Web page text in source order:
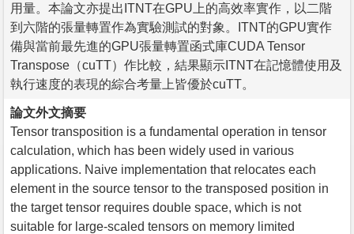
用量。本論文亦提出ITNT在GPU上的高效率實作，以二階
到六階的張量轉置作為實驗測試的對象。ITNT的GPU實作
備與當前最先進的GPU張量轉置函式庫CUDA Tensor
Transpose（cuTT）作比較，結果顯示ITNT在記憶體使用及
執行速度的表現的綜合考量上皆優於cuTT。
論文外文摘要
Tensor transposition is a fundamental operation in tensor
calculation, which has been widely used in various
applications. Naive implementation that relocates each
element in the source tensor to the transposed position in
the target tensor requires double space, which is not
suitable for large-scaled tensors on memory limited